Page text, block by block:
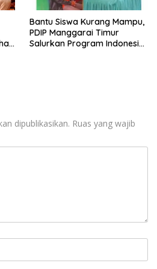
Bantu Siswa Kurang Mampu,
PDIP Manggarai Timur
Salurkan Program Indonesia
dipublikasikan. Ruas yang wajib